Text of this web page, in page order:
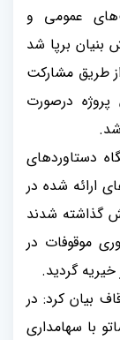
عمومی و
برپا شد
طریق مشارکت
پروژه درصورت
دستاوردهای
ارائه شده در
گذاشته شدند
موقوفات در
گردید.
بیان کرد: در
با سهامداری